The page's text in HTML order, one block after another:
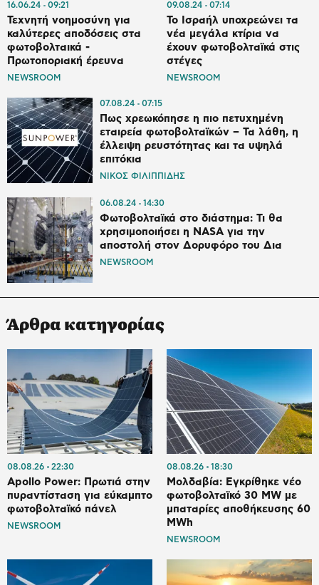
16.06.24 09:21
Τεχνητή νοημοσύνη για
καλύτερες αποδόσεις στα
φωτοβολταικά -
Πρωτοποριακή έρευνα
NEWSROOM
09.08.24 07:14
Το Ισραήλ υποχρεώνει τα
νέα μεγάλα κτίρια να
έχουν φωτοβολταϊκά στις
στέγες
NEWSROOM
07.08.24 07:15
Πως χρεωκόπησε η πιο πετυχημένη
εταιρεία φωτοβολταϊκών – Τα λάθη, η
έλλειψη ρευστότητας και τα υψηλά
επιτόκια
ΝΙΚΟΣ ΦΙΛΙΠΠΙΔΗΣ
06.08.24 14:30
Φωτοβολταϊκά στο διάστημα: Τι θα
χρησιμοποιήσει η NASA για την
αποστολή στον Δορυφόρο του Δια
NEWSROOM
Άρθρα κατηγορίας
08.08.26 22:30
Apollo Power: Πρωτιά στην
πυραντίσταση για εύκαμπτο
φωτοβολταϊκό πάνελ
NEWSROOM
08.08.26 18:30
Μολδαβία: Εγκρίθηκε νέο
φωτοβολταϊκό 30 MW με
μπαταρίες αποθήκευσης 60
MWh
NEWSROOM